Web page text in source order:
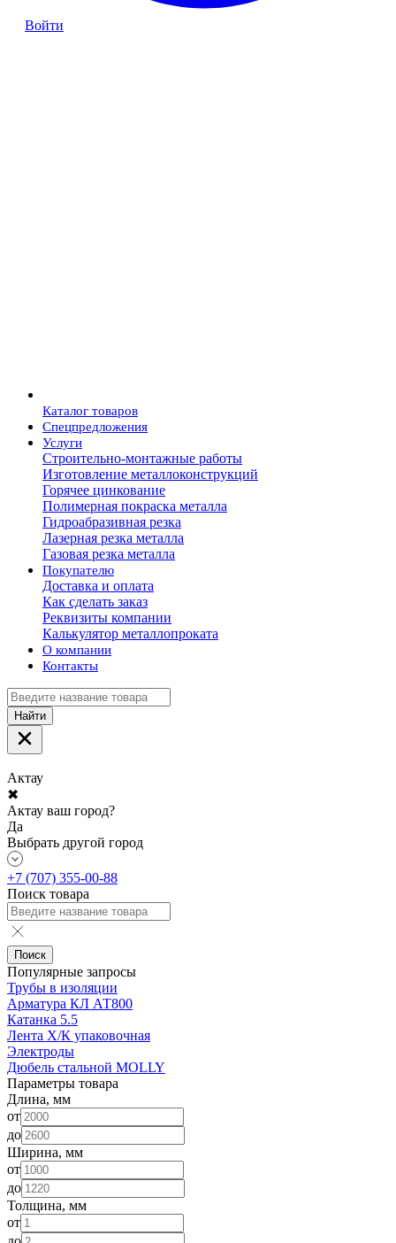
Войти
Каталог товаров
Спецпредложения
Услуги
Строительно-монтажные работы
Изготовление металлоконструкций
Горячее цинкование
Полимерная покраска металла
Гидроабразивная резка
Лазерная резка металла
Газовая резка металла
Покупателю
Доставка и оплата
Как сделать заказ
Реквизиты компании
Калькулятор металлопроката
О компании
Контакты
Найти
Актау
✖
Актау ваш город?
Да
Выбрать другой город
+7 (707) 355-00-88
Поиск товара
Поиск
Популярные запросы
Трубы в изоляции
Арматура КЛ АТ800
Катанка 5.5
Лента Х/К упаковочная
Электроды
Дюбель стальной MOLLY
Параметры товара
Длина, мм
от
до
Ширина, мм
от
до
Толщина, мм
от